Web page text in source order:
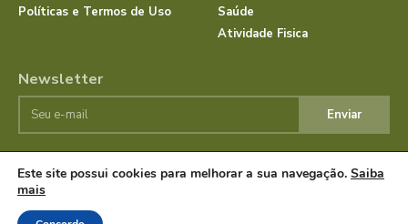
Políticas e Termos de Uso
Saúde
Atividade Fisica
Newsletter
Enviar
© JornalSaudeBemEstar.Com.Br 2025 Todos os direitos
reservados.
Este site possui cookies para melhorar a sua navegação. Saiba
mais